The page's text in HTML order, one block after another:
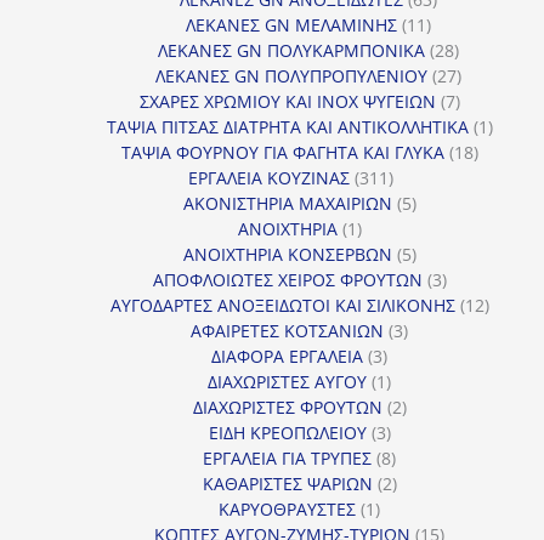
ΛΕΚΑΝΕΣ GN ΜΕΛΑΜΙΝΗΣ 1111
προϊόντα
ΛΕΚΑΝΕΣ GN ΠΟΛΥΚΑΡΜΠΟΝΙΚΑ 2828
προϊόντα
ΛΕΚΑΝΕΣ GN ΠΟΛΥΠΡΟΠΥΛΕΝΙΟΥ 2727
προϊόντα
ΣΧΑΡΕΣ ΧΡΩΜΙΟΥ ΚΑΙ INOX ΨΥΓΕΙΩΝ 77
προϊόντα
ΤΑΨΙΑ ΠΙΤΣΑΣ ΔΙΑΤΡΗΤΑ ΚΑΙ ΑΝΤΙΚΟΛΛΗΤΙΚΑ 11
ΤΑΨΙΑ ΦΟΥΡΝΟΥ ΓΙΑ ΦΑΓΗΤΑ ΚΑΙ ΓΛΥΚΑ 1818
ΕΡΓΑΛΕΙΑ ΚΟΥΖΙΝΑΣ 311311
προϊόντα
ΑΚΟΝΙΣΤΗΡΙΑ ΜΑΧΑΙΡΙΩΝ 55
ΑΝΟΙΧΤΗΡΙΑ 11
προϊόν
ΑΝΟΙΧΤΗΡΙΑ ΚΟΝΣΕΡΒΩΝ 55
προϊόντα
ΑΠΟΦΛΟΙΩΤΕΣ ΧΕΙΡΟΣ ΦΡΟΥΤΩΝ 33
προϊόντα
ΑΥΓΟΔΑΡΤΕΣ ΑΝΟΞΕΙΔΩΤΟΙ ΚΑΙ ΣΙΛΙΚΟΝΗΣ 1212
ΑΦΑΙΡΕΤΕΣ ΚΟΤΣΑΝΙΩΝ 33
ΔΙΑΦΟΡΑ ΕΡΓΑΛΕΙΑ 33
προϊόντα
ΔΙΑΧΩΡΙΣΤΕΣ ΑΥΓΟΥ 11
προϊόν
ΔΙΑΧΩΡΙΣΤΕΣ ΦΡΟΥΤΩΝ 22
ΕΙΔΗ ΚΡΕΟΠΩΛΕΙΟΥ 33
προϊόντα
ΕΡΓΑΛΕΙΑ ΓΙΑ ΤΡΥΠΕΣ 88
προϊόντα
ΚΑΘΑΡΙΣΤΕΣ ΨΑΡΙΩΝ 22
ΚΑΡΥΟΘΡΑΥΣΤΕΣ 11
προϊόν
ΚΟΠΤΕΣ ΑΥΓΩΝ-ΖΥΜΗΣ-ΤΥΡΙΩΝ 1515